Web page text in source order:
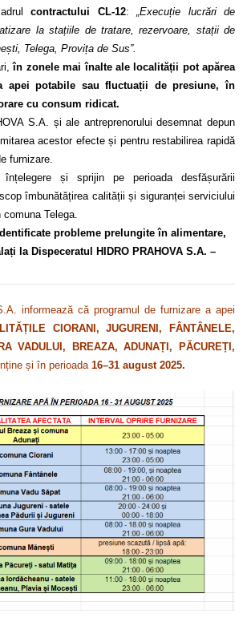
contractului CL-12: „Execuție lucrări de
la stațiile de tratare, rezervoare, stații de
Telega, Provița de Sus”.
în zonele mai înalte ale localității pot apărea
apei potabile sau fluctuații de presiune, în
cu consum ridicat.
S.A. și ale antreprenorului desemnat depun
acestor efecte și pentru restabilirea rapidă
furnizare.
și sprijin pe perioada desfășurării
îmbunătățirea calității și siguranței serviciului
Telega.
probleme prelungite în alimentare,
la Dispeceratul HIDRO PRAHOVA S.A. –
informează că programul de furnizare a apei
CIORANI, JUGURENI, FÂNTÂNELE,
VADULUI, BREAZA, ADUNAȚI, PĂCUREȚI,
și în perioada 16–31 august 2025.